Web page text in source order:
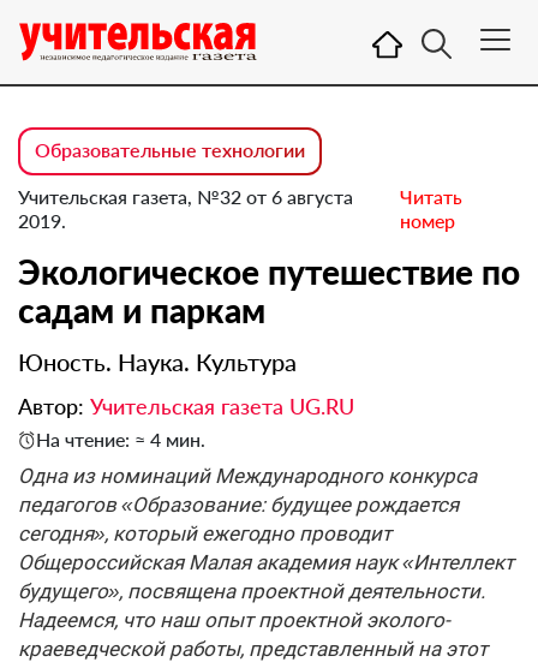
Образовательные технологии
Учительская газета, №32 от 6 августа
2019.
Читать
номер
Экологическое путешествие по
садам и паркам
Юность. Наука. Культура
Автор: Учительская газета UG.RU
На чтение: ≈ 4 мин.
Одна из номинаций Международного конкурса
педагогов «Образование: будущее рождается
сегодня», который ежегодно проводит
Общероссийская Малая академия наук «Интеллект
будущего», посвящена проектной деятельности.
Надеемся, что наш опыт проектной эколого-
краеведческой работы, представленный на этот